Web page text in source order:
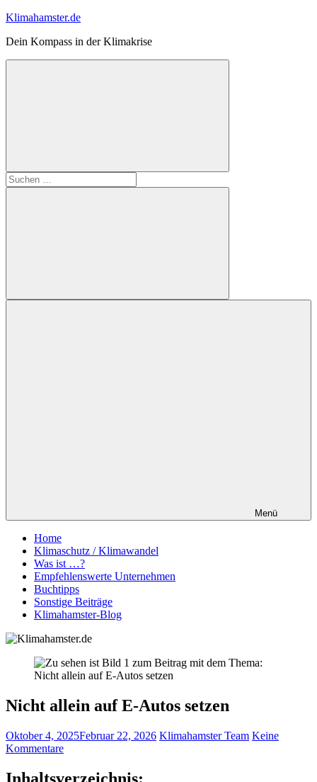
Zum
springen
Klimahamster.de
Dein Kompass in der Klimakrise
Suchformular
öffnen
Suchen
nach:
Suchen
Menü
Home
Klimaschutz / Klimawandel
Was ist …?
Empfehlenswerte Unternehmen
Buchtipps
Sonstige Beiträge
Klimahamster-Blog
Nicht allein auf E-Autos setzen
Oktober 4, 2025Februar 22, 2026 Klimahamster Team Keine
Kommentare
Inhaltsverzeichnis: